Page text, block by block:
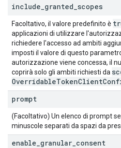
include granted scopes
Facoltativo, il valore predefinito è
applicazioni di utilizzare
richiedere l'accesso ad ambiti
imposti il valore di questo
autorizzazione viene concessa, il
coprirà solo gli ambiti richiesti da
OverridableTokenClient
prompt
(Facoltativo) Un elenco di prompt
minuscole separati da spazi da
enable granular consent